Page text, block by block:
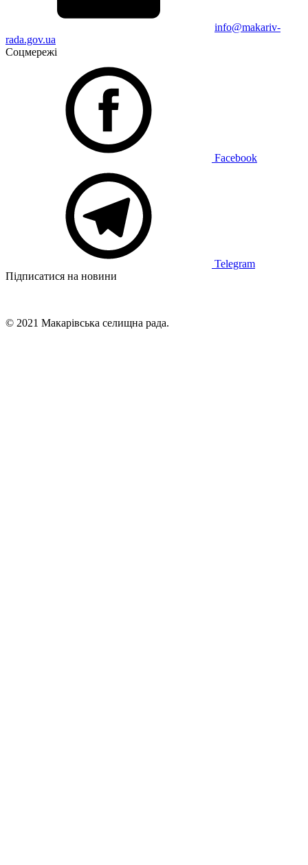
info@makariv-
rada.gov.ua
Соцмережі
Facebook
Telegram
Підписатися на новини
© 2021 Макарівська селищна рада.